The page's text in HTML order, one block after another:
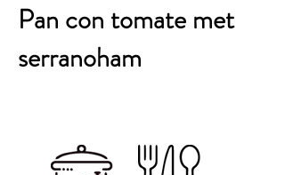
Pan con tomate met
serranoham